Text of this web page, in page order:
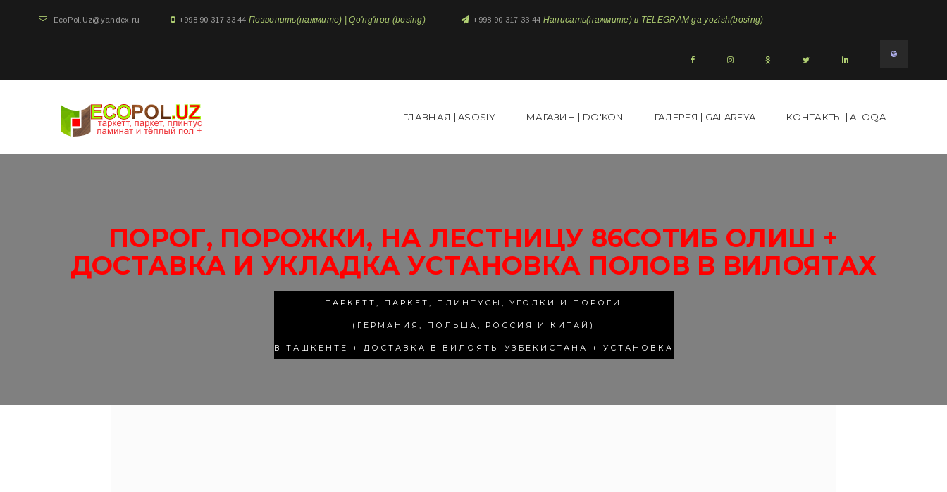
EcoPol.Uz@yandex.ru +998 90 317 33 44 Позвонить(нажмите) | Qo'ng'iroq (bosing) +998 90 317 33 44 Написать(нажмите) в TELEGRAM ga yozish(bosing)
ГЛАВНАЯ | ASOSIY МАГАЗИН | DO'KON ГАЛЕРЕЯ | GALAREYA КОНТАКТЫ | ALOQA
ПОРОГ, ПОРОЖКИ, НА ЛЕСТНИЦУ 86СОТИБ ОЛИШ +
ДОСТАВКА И УКЛАДКА УСТАНОВКА ПОЛОВ В ВИЛОЯТАХ
ТАРКЕТТ, ПАРКЕТ, ПЛИНТУСЫ, УГОЛКИ И ПОРОГИ
(ГЕРМАНИЯ, ПОЛЬША, РОССИЯ И КИТАЙ)
В ТАШКЕНТЕ + ДОСТАВКА В ВИЛОЯТЫ УЗБЕКИСТАНА + УСТАНОВКА